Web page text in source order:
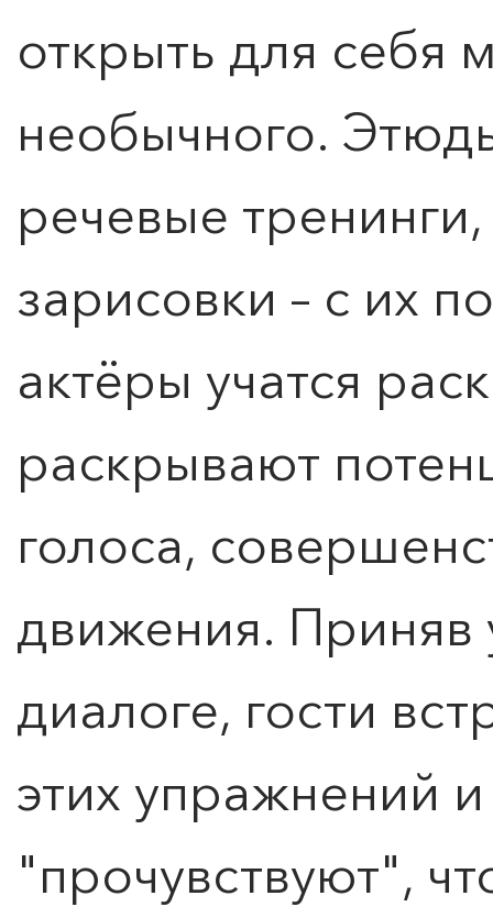
открыть для себя
необычного.
речевые
зарисовки – с их
актёры учатся
раскрывают
голоса,
движения. Приняв
диалоге, гости
этих упражнений
"прочувствуют",